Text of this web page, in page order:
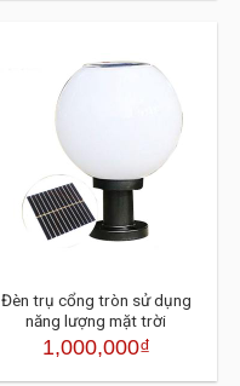
Đèn trụ cổng tròn sử dụng
năng lượng mặt trời
1,000,000₫